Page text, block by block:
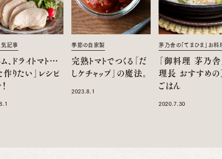
記事
、ドライトマト…
作りたい」レシピ
季節の自家製
完熟トマトでつくる「だ
しケチャップ」の魔法。
2023.8.1
茅乃舎の「てまひま」お料
「御料理 茅乃舎
理長 おすすめの
ごはん
2020.7.30